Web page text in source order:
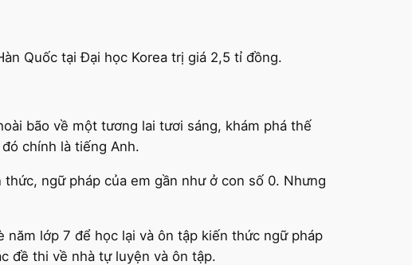
Quốc tại Đại học Korea trị giá 2,5 tỉ đồng.
bão về một tương lai tươi sáng, khám phá thế
chính là tiếng Anh.
ngữ pháp của em gần như ở con số 0. Nhưng
năm lớp 7 để học lại và ôn tập kiến thức ngữ pháp
đề thi về nhà tự luyện và ôn tập.